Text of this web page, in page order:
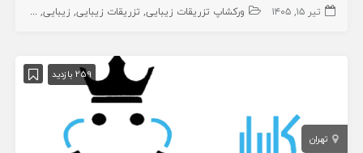
تیر ۱۵, ۱۴۰۵ ورکشاپ تزریقات زیبایی تزریقات زیبایی زیبایی دوره
259 بازدید
تهران